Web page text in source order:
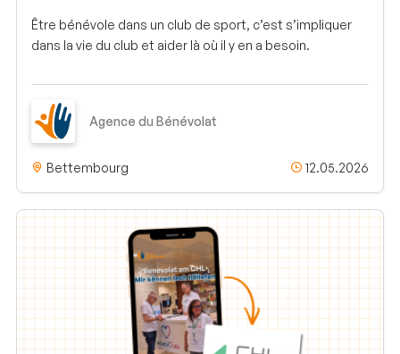
Être bénévole dans un club de sport, c’est s’impliquer
dans la vie du club et aider là où il y en a besoin.
Agence du Bénévolat
Bettembourg 12.05.2026